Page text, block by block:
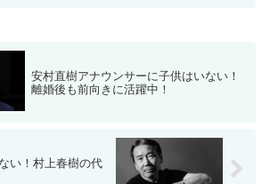
安村直樹アナウンサーに子供はいない！
離婚後も前向きに活躍中！
い！村上春樹の代